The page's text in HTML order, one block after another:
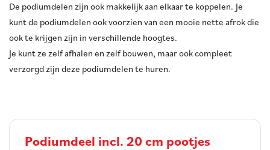
De podiumdelen zijn ook makkelijk aan elkaar te koppelen. Je
kunt de podiumdelen ook voorzien van een mooie nette afrok die
ook te krijgen zijn in verschillende hoogtes.
Je kunt ze zelf afhalen en zelf bouwen, maar ook compleet
verzorgd zijn deze podiumdelen te huren.
Podiumdeel incl. 20 cm pootjes